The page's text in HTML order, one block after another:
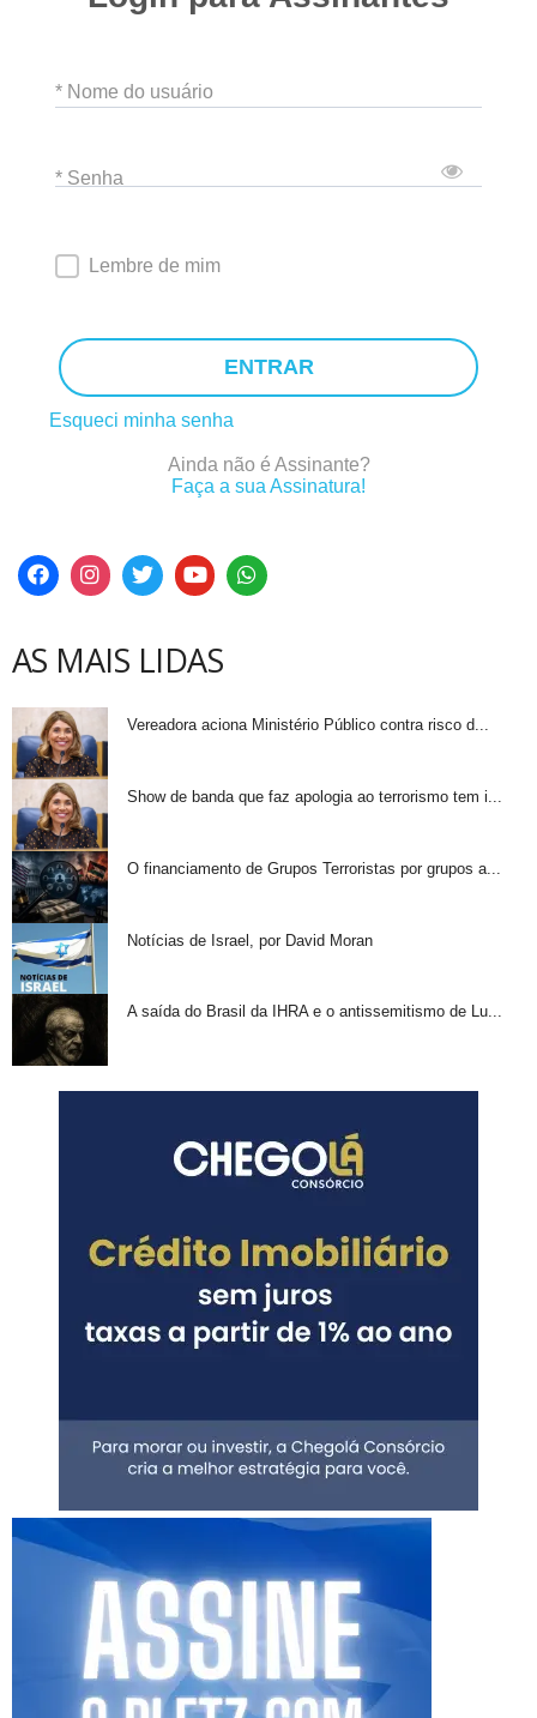
* Nome do usuário
* Senha
Lembre de mim
ENTRAR
Esqueci minha senha
Ainda não é Assinante?
Faça a sua Assinatura!
AS MAIS LIDAS
Vereadora aciona Ministério Público contra risco d...
Show de banda que faz apologia ao terrorismo tem i...
O financiamento de Grupos Terroristas por grupos a...
Notícias de Israel, por David Moran
A saída do Brasil da IHRA e o antissemitismo de Lu...